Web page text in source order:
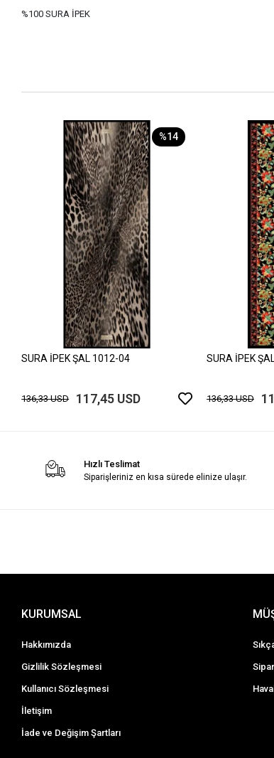
%100 SURA İPEK
%14
SURA İPEK ŞAL 1012-04
136,33 USD 117,45 USD
SURA İPEK
136,33 USD
Hızlı Teslimat
Siparişleriniz en kısa sürede elinize ulaşır.
KURUMSAL
Hakkımızda
Gizlilik Sözleşmesi
Kullanıcı Sözleşmesi
İletişim
İade ve Değişim Şartları